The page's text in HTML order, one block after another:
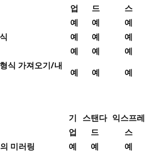
업
드
스
예 예
예
예 예
예
예 예
예
식 가져오기/내
예 예 예
기
업
스탠다
드
익스프레
스
미러링
예 예
예